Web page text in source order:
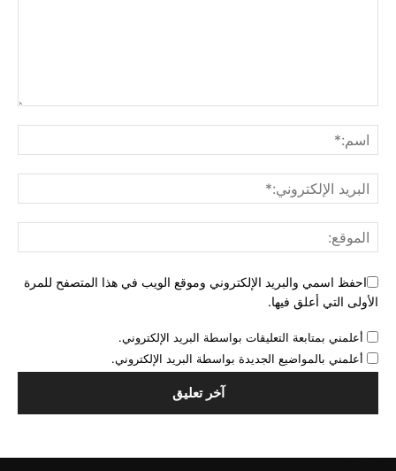
احفظ اسمي والبريد الإلكتروني وموقع الويب في هذا المتصفح للمرة
الأولى التي أعلق فيها.
أعلمني بمتابعة التعليقات بواسطة البريد الإلكتروني.
أعلمني بالمواضيع الجديدة بواسطة البريد الإلكتروني.